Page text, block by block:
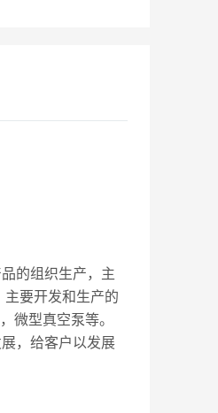
的组织生产，主
要开发和生产的
微型真空泵等。
，给客户以发展